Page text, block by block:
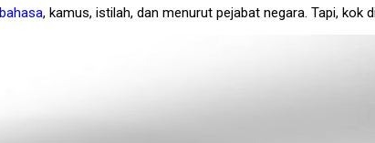
bahasa, kamus, istilah, dan menurut pejabat negara. Tapi, kok